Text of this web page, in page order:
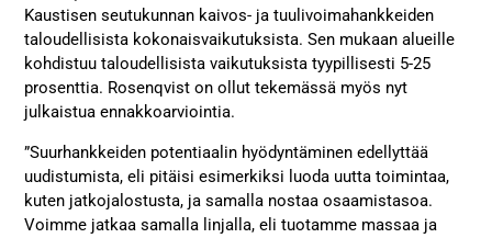
Kaustisen seutukunnan kaivos- ja tuulivoimahankkeiden
taloudellisista kokonaisvaikutuksista. Sen mukaan alueille
kohdistuu taloudellisista vaikutuksista tyypillisesti 5-25
prosenttia. Rosenqvist on ollut tekemässä myös nyt
julkaistua ennakkoarviointia.
”Suurhankkeiden potentiaalin hyödyntäminen edellyttää
uudistumista, eli pitäisi esimerkiksi luoda uutta toimintaa,
kuten jatkojalostusta, ja samalla nostaa osaamistasoa.
Voimme jatkaa samalla linjalla, eli tuotamme massaa ja